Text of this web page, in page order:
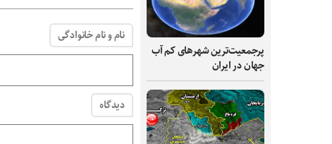
پرجمعیت‌ترین شهرهای کم آب
جهان در ایران
نام و نام خانوادگی
دیدگاه